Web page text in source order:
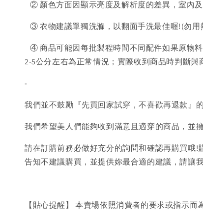
② 顏色方面因顯示亮度及解析度的差異，室內
③ 衣物建議單獨洗滌，以翻面手洗最佳喔!(勿
④ 商品可能因每批製程時間不同配件如果原物
2-5公分左右為正常情況；實際收到商品時判斷
-
我們並不鼓勵『先買回家試穿，不喜歡再退款』
我們希望美人們能夠收到滿意且適穿的商品，並
請在訂購前務必做好充分的詢問和確認再購買哦
告知不建議購買，並提供妳最合適的建議，請讓
【貼心提醒】 本賣場依照消費者的要求或指示